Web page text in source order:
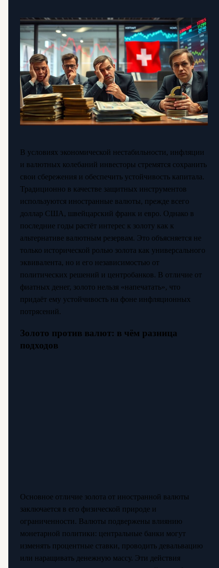
В условиях экономической нестабильности, инфляции
и валютных колебаний инвесторы стремятся сохранить
свои сбережения и обеспечить устойчивость капитала.
Традиционно в качестве защитных инструментов
используются иностранные валюты, прежде всего
доллар США, швейцарский франк и евро. Однако в
последние годы растёт интерес к золоту как к
альтернативе валютным резервам. Это объясняется не
только исторической ролью золота как универсального
эквивалента, но и его независимостью от
политических решений и центробанков. В отличие от
фиатных денег, золото нельзя «напечатать», что
придаёт ему устойчивость на фоне инфляционных
потрясений.
Золото против валют: в чём разница
подходов
Основное отличие золота от иностранной валюты
заключается в его физической природе и
ограниченности. Валюты подвержены влиянию
монетарной политики: центральные банки могут
изменять процентные ставки, проводить девальвацию
или наращивать денежную массу. Эти действия